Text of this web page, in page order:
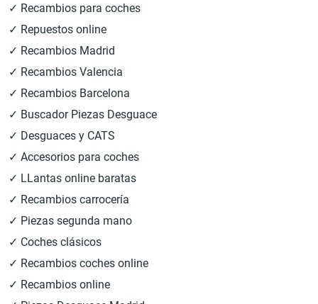
✓ Recambios para coches
✓ Repuestos online
✓ Recambios Madrid
✓ Recambios Valencia
✓ Recambios Barcelona
✓ Buscador Piezas Desguace
✓ Desguaces y CATS
✓ Accesorios para coches
✓ LLantas online baratas
✓ Recambios carrocería
✓ Piezas segunda mano
✓ Coches clásicos
✓ Recambios coches online
✓ Recambios online